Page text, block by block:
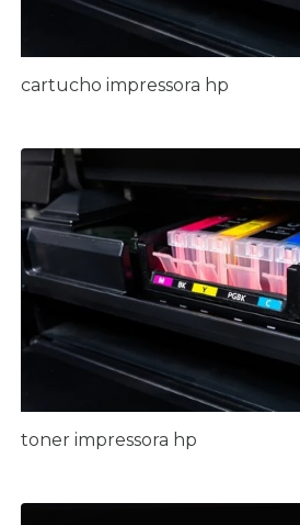
cartucho impressora hp
toner impressora hp